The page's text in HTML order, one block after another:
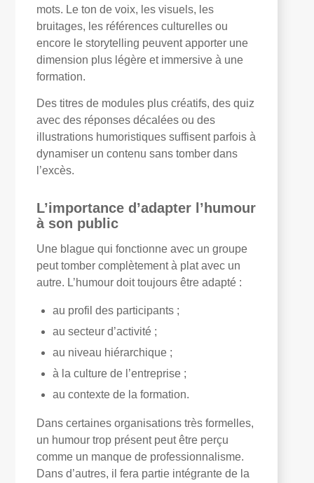
mots. Le ton de voix, les visuels, les
bruitages, les références culturelles ou
encore le storytelling peuvent apporter une
dimension plus légère et immersive à une
formation.
Des titres de modules plus créatifs, des quiz
avec des réponses décalées ou des
illustrations humoristiques suffisent parfois à
dynamiser un contenu sans tomber dans
l’excès.
L’importance d’adapter l’humour
à son public
Une blague qui fonctionne avec un groupe
peut tomber complètement à plat avec un
autre. L’humour doit toujours être adapté :
au profil des participants ;
au secteur d’activité ;
au niveau hiérarchique ;
à la culture de l’entreprise ;
au contexte de la formation.
Dans certaines organisations très formelles,
un humour trop présent peut être perçu
comme un manque de professionnalisme.
Dans d’autres, il fera partie intégrante de la